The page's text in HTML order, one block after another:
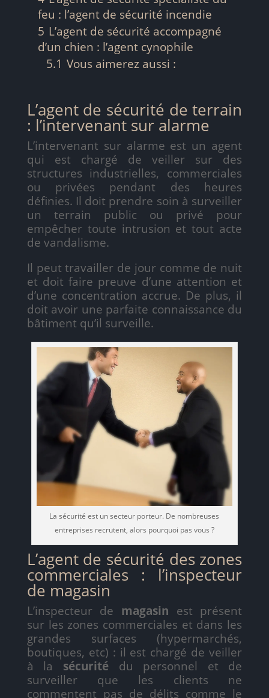
feu : l’agent de sécurité incendie
5 L’agent de sécurité accompagné
d’un chien : l’agent cynophile
5.1 Vous aimerez aussi :
L’agent de sécurité de terrain
: l’intervenant sur alarme
L’intervenant sur alarme est un agent
qui est chargé de veiller sur des
structures industrielles, commerciales
ou privées pendant des heures
définies. Il doit prendre soin à surveiller
un terrain public ou privé pour
empêcher toute intrusion et tout acte
de vandalisme.
Il peut travailler de jour comme de nuit
et doit faire preuve d’une attention et
d’une concentration accrue. De plus, il
doit avoir une parfaite connaissance du
bâtiment qu’il surveille.
La sécurité est un secteur porteur. De nombreuses
entreprises recrutent, alors pourquoi pas vous ?
L’agent de sécurité des zones
commerciales : l’inspecteur
de magasin
L’inspecteur de magasin est présent
sur les zones commerciales et dans les
grandes surfaces (hypermarchés,
boutiques, etc) : il est chargé de veiller
à la sécuritédu personnel et de
surveiller que les clients ne
commentent pas de délits comme le